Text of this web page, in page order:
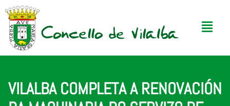
VILALBA COMPLETA A RENOVACIÓN